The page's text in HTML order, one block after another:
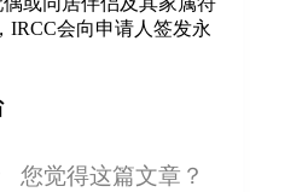
IRCC会向申请人签发永
您觉得这篇文章？